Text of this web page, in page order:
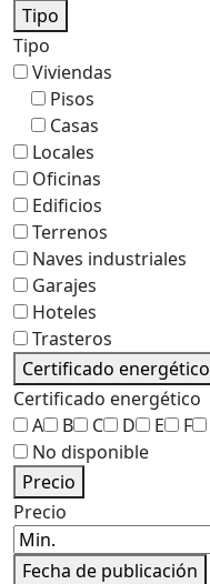
Tipo
Tipo
Viviendas
Pisos
Casas
Locales
Oficinas
Edificios
Terrenos
Naves industriales
Garajes
Hoteles
Trasteros
Certificado energético
Certificado energético
A
B C D E F
No disponible
Precio
Precio
Fecha de publicación